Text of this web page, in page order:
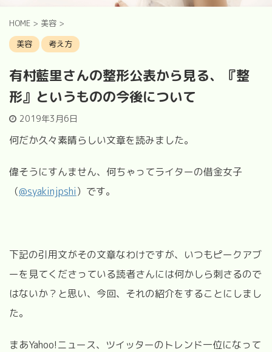
HOME > 美容 >
美容
考え方
有村藍里さんの整形公表から見る、『整
形』というものの今後について
2019年3月6日
何だか久々素晴らしい文章を読みました。
偉そうにすんません、何ちゃってライターの借金女子
（@syakinjpshi）です。
下記の引用文がその文章なわけですが、いつもピークアブ
ーを見てくださっている読者さんには何かしら刺さるので
はないか？と思い、今回、それの紹介をすることにしまし
た。
まあYahoo!ニュース、ツイッターのトレンド一位になって